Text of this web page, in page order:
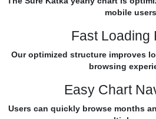
mobile
Fast Loading
Our optimized structure improves
browsing
Easy Chart
Users can quickly browse months